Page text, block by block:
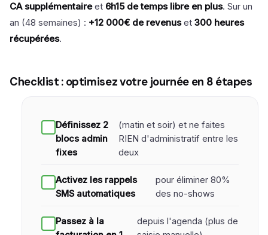
CA supplémentaireet 6h15 de temps libre en plus. Sur un
an (48 semaines) : +12 000€ de revenuset 300 heures
récupérées.
Checklist : optimisez votre journée en 8 étapes
Définissez 2
blocs admin
fixes
(matin et soir) et ne faites
RIEN d'administratif entre les
deux
Activez les rappels
SMS automatiques
pour éliminer 80%
des no-shows
Passez à la
depuis l'agenda (plus de